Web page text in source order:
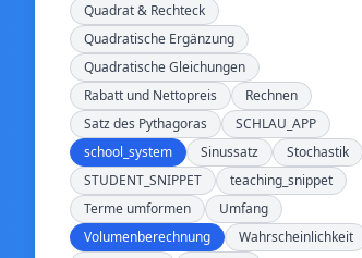
Quadrat & Rechteck
Quadratische Ergänzung
Quadratische Gleichungen
Rabatt und Nettopreis
Rechnen
Satz des Pythagoras
SCHLAU_APP
school_system
Sinussatz
Stochastik
STUDENT_SNIPPET
teaching_snippet
Terme umformen
Umfang
Volumenberechnung
Wahrscheinlichkeit